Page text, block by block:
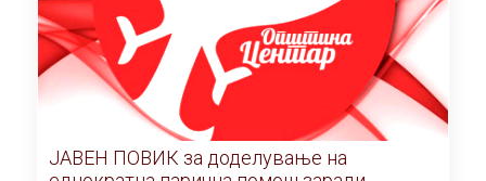
ЈАВЕН ПОВИК за доделување на